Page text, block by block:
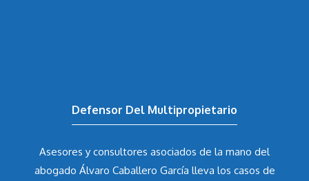
Defensor Del Multipropietario
Asesores y consultores asociados de la mano del
abogado Álvaro Caballero García lleva los casos de